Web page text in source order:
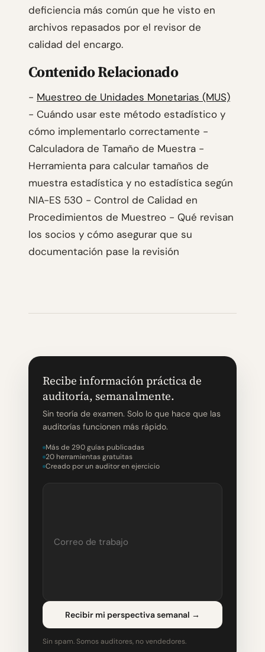
deficiencia más común que he visto en
archivos repasados por el revisor de
calidad del encargo.
Contenido Relacionado
- Muestreo de Unidades Monetarias (MUS)
- Cuándo usar este método estadístico y
cómo implementarlo correctamente -
Calculadora de Tamaño de Muestra -
Herramienta para calcular tamaños de
muestra estadística y no estadística según
NIA-ES 530 - Control de Calidad en
Procedimientos de Muestreo - Qué revisan
los socios y cómo asegurar que su
documentación pase la revisión
Recibe información práctica de
auditoría, semanalmente.
Sin teoría de examen. Solo lo que hace que las
auditorías funcionen más rápido.
Más de 290 guías publicadas
20 herramientas gratuitas
Creado por un auditor en ejercicio
Recibir mi perspectiva semanal →
Sin spam. Somos auditores, no vendedores.